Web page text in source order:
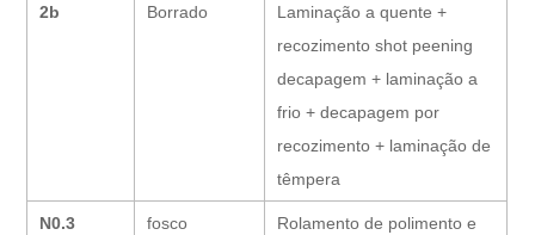
2b Borrado
Laminação a quente +
recozimento shot peening
decapagem + laminação a
frio + decapagem por
recozimento + laminação de
têmpera
N0.3 fosco
Rolamento de polimento e